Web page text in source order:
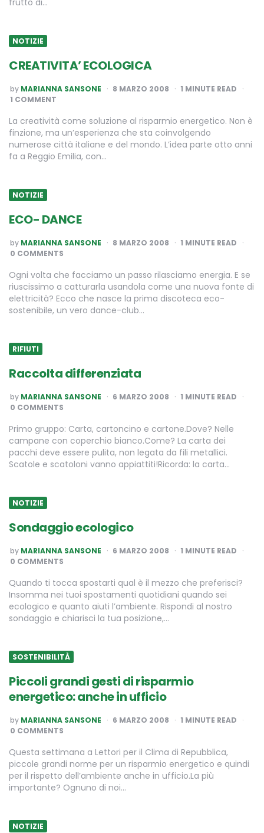
frutto di…
NOTIZIE
CREATIVITA’ ECOLOGICA
POSTED
BY
by MARIANNA SANSONE 8 MARZO 2008 1 MINUTE READ
1 COMMENT
La creatività come soluzione al risparmio energetico. Non è
finzione, ma un’esperienza che sta coinvolgendo
numerose città italiane e del mondo. L’idea parte otto anni
fa a Reggio Emilia, con…
NOTIZIE
ECO- DANCE
POSTED
BY
by MARIANNA SANSONE 8 MARZO 2008 1 MINUTE READ
0 COMMENTS
Ogni volta che facciamo un passo rilasciamo energia. E se
riuscissimo a catturarla usandola come una nuova fonte di
elettricità? Ecco che nasce la prima discoteca eco-
sostenibile, un vero dance-club…
RIFIUTI
Raccolta differenziata
POSTED
BY
by MARIANNA SANSONE 6 MARZO 2008 1 MINUTE READ
0 COMMENTS
Primo gruppo: Carta, cartoncino e cartone.Dove? Nelle
campane con coperchio bianco.Come? La carta dei
pacchi deve essere pulita, non legata da fili metallici.
Scatole e scatoloni vanno appiattiti!Ricorda: la carta…
NOTIZIE
Sondaggio ecologico
POSTED
BY
by MARIANNA SANSONE 6 MARZO 2008 1 MINUTE READ
0 COMMENTS
Quando ti tocca spostarti qual è il mezzo che preferisci?
Insomma nei tuoi spostamenti quotidiani quando sei
ecologico e quanto aiuti l’ambiente. Rispondi al nostro
sondaggio e chiarisci la tua posizione,…
SOSTENIBILITÀ
Piccoli grandi gesti di risparmio
energetico: anche in ufficio
POSTED
BY
by MARIANNA SANSONE 6 MARZO 2008 1 MINUTE READ
0 COMMENTS
Questa settimana a Lettori per il Clima di Repubblica,
piccole grandi norme per un risparmio energetico e quindi
per il rispetto dell’ambiente anche in ufficio.La più
importante? Ognuno di noi…
NOTIZIE